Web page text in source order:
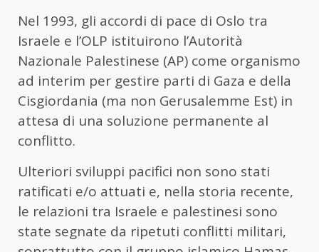
Nel 1993, gli accordi di pace di Oslo tra
Israele e l’OLP istituirono l’Autorità
Nazionale Palestinese (AP) come organismo
ad interim per gestire parti di Gaza e della
Cisgiordania (ma non Gerusalemme Est) in
attesa di una soluzione permanente al
conflitto.
Ulteriori sviluppi pacifici non sono stati
ratificati e/o attuati e, nella storia recente,
le relazioni tra Israele e palestinesi sono
state segnate da ripetuti conflitti militari,